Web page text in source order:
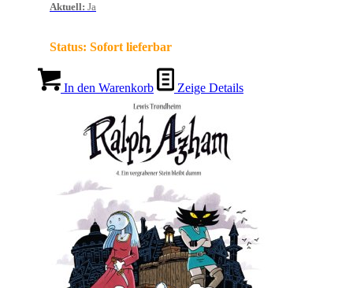
Aktuell: Ja
Status: Sofort lieferbar
In den Warenkorb Zeige Details